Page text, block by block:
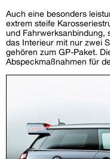
Auch eine besonders
extrem steife
und Fahrwerksanbindung,
das Interieur mit nur zwei
gehören zum GP-Paket.
Abspeckmaßnahmen für